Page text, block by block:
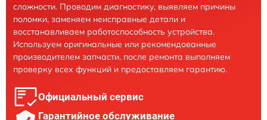
сложности. Проводим диагностику, выявляем причины
поломки, заменяем неисправные детали и
восстанавливаем работоспособность устройства.
Используем оригинальные или рекомендованные
производителем запчасти, после ремонта выполняем
проверку всех функций и предоставляем гарантию.
Официальный сервис
Гарантийное обслуживание